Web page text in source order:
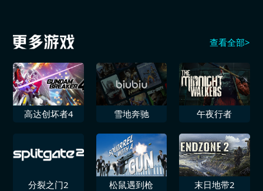
查看全部>
高达创坏者4 雪地奔驰 午夜行者
分裂之门2 松鼠遇到枪 末日地带2